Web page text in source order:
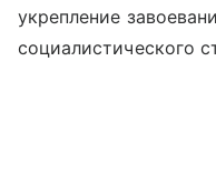
укрепление
социалистического